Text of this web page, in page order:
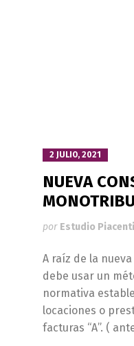
2 JULIO, 2021
NUEVA
por Estudio
A raíz de la
debe usar un
normativa
locaciones o
facturas “A”. (